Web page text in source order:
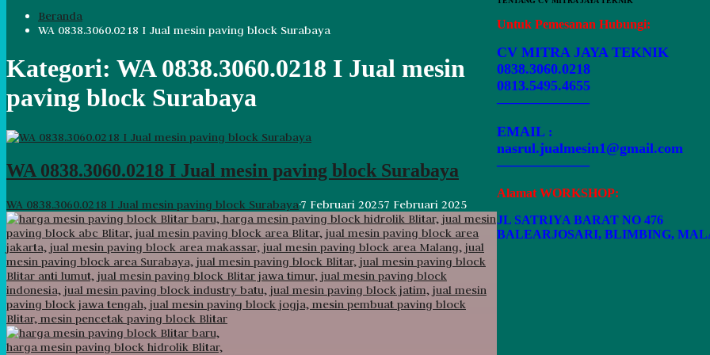
Beranda
WA 0838.3060.0218 I Jual mesin paving block Surabaya
Kategori: WA 0838.3060.0218 I Jual mesin
paving block Surabaya
WA 0838.3060.0218 I Jual mesin paving block Surabaya
WA 0838.3060.0218 I Jual mesin paving block Surabaya·7 Februari 20257 Februari 2025
Untuk Pemesanan Hubungi:
CV MITRA JAYA TEKNIK
0838.3060.0218
0813.5495.4655
——————–
EMAIL :
nasrul.jualmesin1@gmail.com
——————–
Alamat WORKSHOP:
JL SATRIYA BARAT NO 476
BALEARJOSARI, BLIMBING,